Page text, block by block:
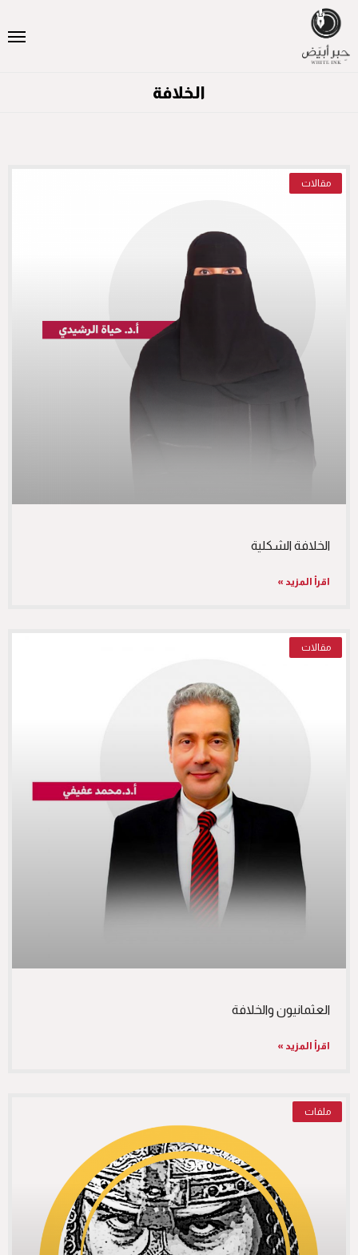
الخلافة
مقالات
الخلافة الشكلية
اقرأ المزيد »
مقالات
العثمانيون والخلافة
اقرأ المزيد »
ملفات